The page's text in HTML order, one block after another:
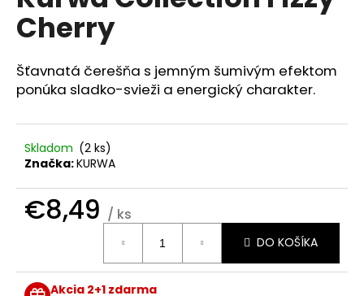
0,0
z
hviezdičiek.
Cherry
Šťavnatá čerešňa s jemným šumivým efektom
ponúka sladko-svieži a energický charakter.
Skladom (2 ks)
Značka:KURWA
€8,49 / ks
DO KOŠÍKA
Akcia 2+1 zdarma
á
j
s
ť
?
HĽADAŤ
d